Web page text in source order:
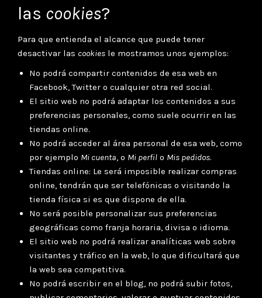
las cookies?
Para que entienda el alcance que puede tener
desactivar las cookies le mostramos unos ejemplos:
No podrá compartir contenidos de esa web en
Facebook, Twitter o cualquier otra red social.
El sitio web no podrá adaptar los contenidos a sus
preferencias personales, como suele ocurrir en las
tiendas online.
No podrá acceder al área personal de esa web, como
por ejemplo Mi cuenta, o Mi perfil o Mis pedidos.
Tiendas online: Le será imposible realizar compras
online, tendrán que ser telefónicas o visitando la
tienda física si es que dispone de ella.
No será posible personalizar sus preferencias
geográficas como franja horaria, divisa o idioma.
El sitio web no podrá realizar analíticas web sobre
visitantes y tráfico en la web, lo que dificultará que
la web sea competitiva.
No podrá escribir en el blog, no podrá subir fotos,